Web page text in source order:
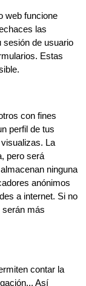
web funcione
las
sesión de usuario
Estas
con fines
perfil de tus
La
pero será
ninguna
anónimos
a internet. Si no
más
contar la
Así